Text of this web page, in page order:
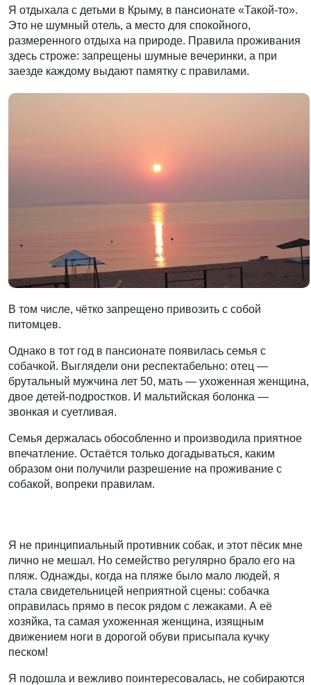
Я отдыхала с детьми в Крыму, в пансионате «Такой-то».
Это не шумный отель, а место для спокойного,
размеренного отдыха на природе. Правила проживания
здесь строже: запрещены шумные вечеринки, а при
заезде каждому выдают памятку с правилами.
В том числе, чётко запрещено привозить с собой
питомцев.
Однако в тот год в пансионате появилась семья с
собачкой. Выглядели они респектабельно: отец —
брутальный мужчина лет 50, мать — ухоженная женщина,
двое детей-подростков. И мальтийская болонка —
звонкая и суетливая.
Семья держалась обособленно и производила приятное
впечатление. Остаётся только догадываться, каким
образом они получили разрешение на проживание с
собакой, вопреки правилам.
Я не принципиальный противник собак, и этот пёсик мне
лично не мешал. Но семейство регулярно брало его на
пляж. Однажды, когда на пляже было мало людей, я
стала свидетельницей неприятной сцены: собачка
оправилась прямо в песок рядом с лежаками. А её
хозяйка, та самая ухоженная женщина, изящным
движением ноги в дорогой обуви присыпала кучку
песком!
Я подошла и вежливо поинтересовалась, не собираются